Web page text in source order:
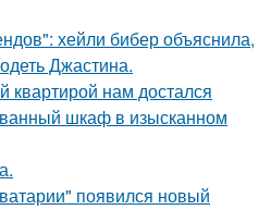
хейли бибер объяснила,
Джастина.
квартирой нам достался
шкаф в изысканном
появился новый